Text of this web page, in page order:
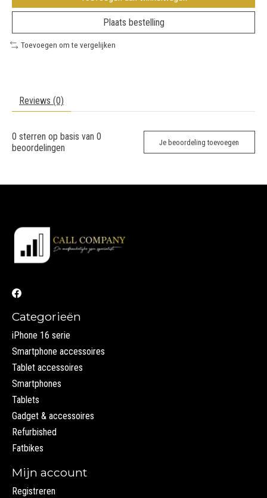
Plaats bestelling
Toevoegen om te vergelijken
Reviews (0)
0 sterren op basis van 0
beoordelingen
Je beoordeling toevoegen
Categorieën
iPhone 16 serie
Smartphone accessoires
Tablet accessoires
Smartphones
Tablets
Gadget & accessoires
Refurbished
Fatbikes
Mijn account
Registreren